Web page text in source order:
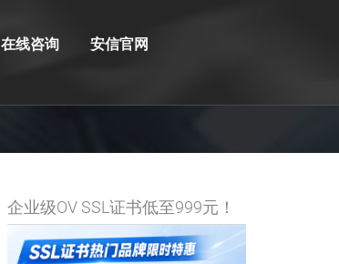
在线咨询 安信官网
企业级OV SSL证书低至999元！